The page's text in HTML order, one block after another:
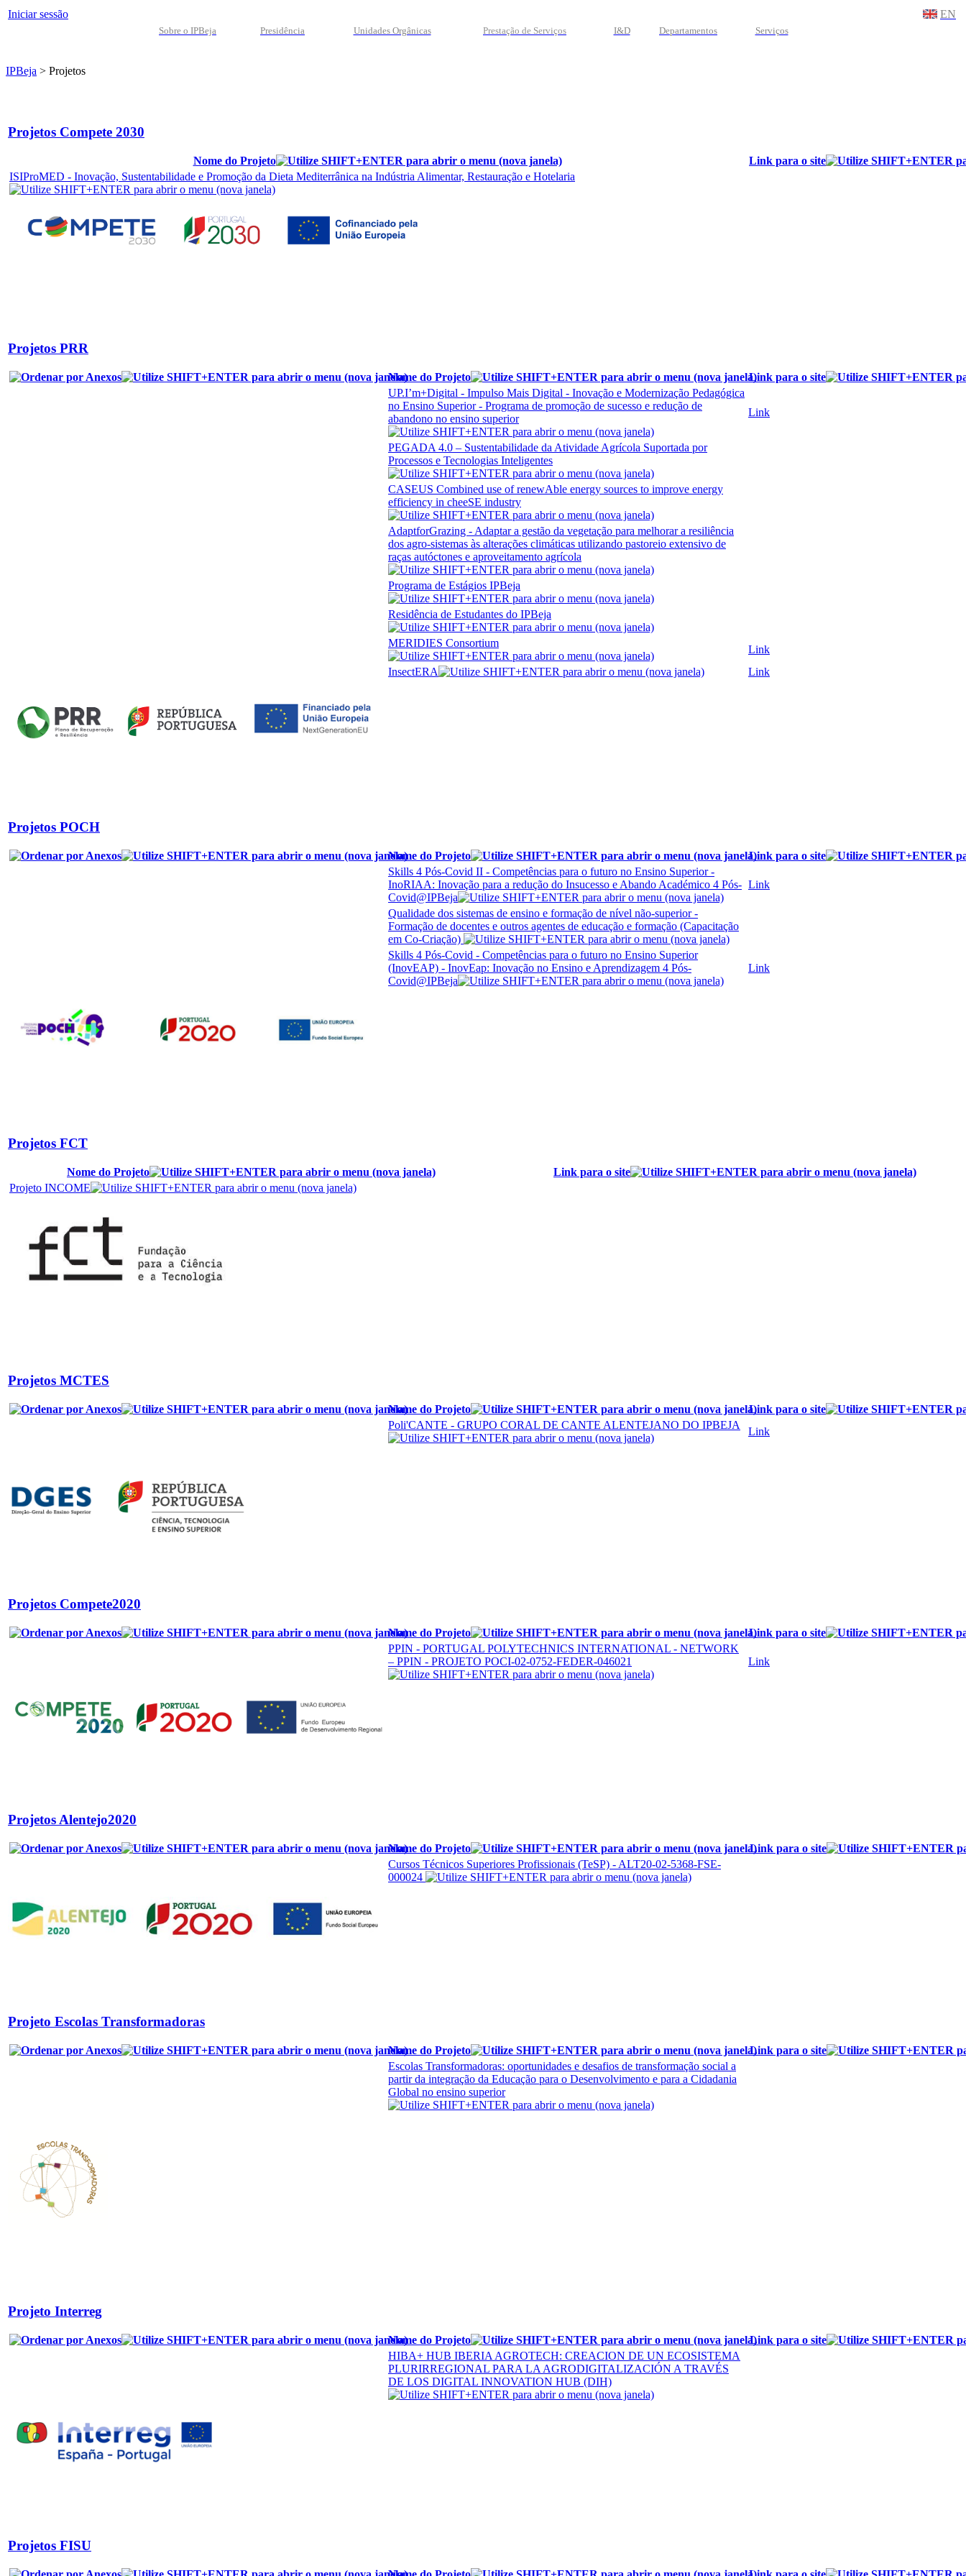
Iniciar sessão EN
Sobre o IPBeja Presidência Unidades Orgânicas Prestação de Serviços I&D Departamentos Serviços
IPBeja > Projetos
Projetos Compete 2030
Nome do Projeto
Link para o site
ISIProMED - Inovação, Sustentabilidade e Promoção da Dieta Mediterrânica na Indústria Alimentar, Restauração e Hotelaria
Projetos PRR
Nome do Projeto
Link para o site
UP.I’m+Digital - Impulso Mais Digital - Inovação e Modernização Pedagógica
no Ensino Superior - Programa de promoção de sucesso e redução de
abandono no ensino superior
Link
PEGADA 4.0 – Sustentabilidade da Atividade Agrícola Suportada por
Processos e Tecnologias Inteligentes
CASEUS Combined use of renewAble energy sources to improve energy
efficiency in cheeSE industry
AdaptforGrazing - Adaptar a gestão da vegetação para melhorar a resiliência
dos agro-sistemas às alterações climáticas utilizando pastoreio extensivo de
raças autóctones e aproveitamento agrícola
Programa de Estágios IPBeja
Residência de Estudantes do IPBeja
MERIDIES Consortium
Link
InsectERA
Link
Projetos POCH
Nome do Projeto
Link para o site
Skills 4 Pós-Covid II - Competências para o futuro no Ensino Superior -
InoRIAA: Inovação para a redução do Insucesso e Abando Académico 4 Pós-
Covid@IPBeja
Link
Qualidade dos sistemas de ensino e formação de nível não-superior -
Formação de docentes e outros agentes de educação e formação (Capacitação
em Co-Criação)
Skills 4 Pós-Covid - Competências para o futuro no Ensino Superior
(InovEAP) - InovEap: Inovação no Ensino e Aprendizagem 4 Pós-
Covid@IPBeja
Link
Projetos FCT
Nome do Projeto
Link para o site
Projeto INCOME
Projetos MCTES
Nome do Projeto
Link para o site
Poli'CANTE - GRUPO CORAL DE CANTE ALENTEJANO DO IPBEJA
Link
Projetos Compete2020
Nome do Projeto
Link para o site
PPIN - PORTUGAL POLYTECHNICS INTERNATIONAL - NETWORK
– PPIN - PROJETO POCI-02-0752-FEDER-046021
Link
Projetos Alentejo2020
Nome do Projeto
Link para o site
Cursos Técnicos Superiores Profissionais (TeSP) - ALT20-02-5368-FSE-
000024
Projeto Escolas Transformadoras
Nome do Projeto
Link para o site
Escolas Transformadoras: oportunidades e desafios de transformação social a
partir da integração da Educação para o Desenvolvimento e para a Cidadania
Global no ensino superior
Projeto Interreg
Nome do Projeto
Link para o site
HIBA+ HUB IBERIA AGROTECH: CREACION DE UN ECOSISTEMA
PLURIRREGIONAL PARA LA AGRODIGITALIZACIÓN A TRAVÉS
DE LOS DIGITAL INNOVATION HUB (DIH)
Projetos FISU